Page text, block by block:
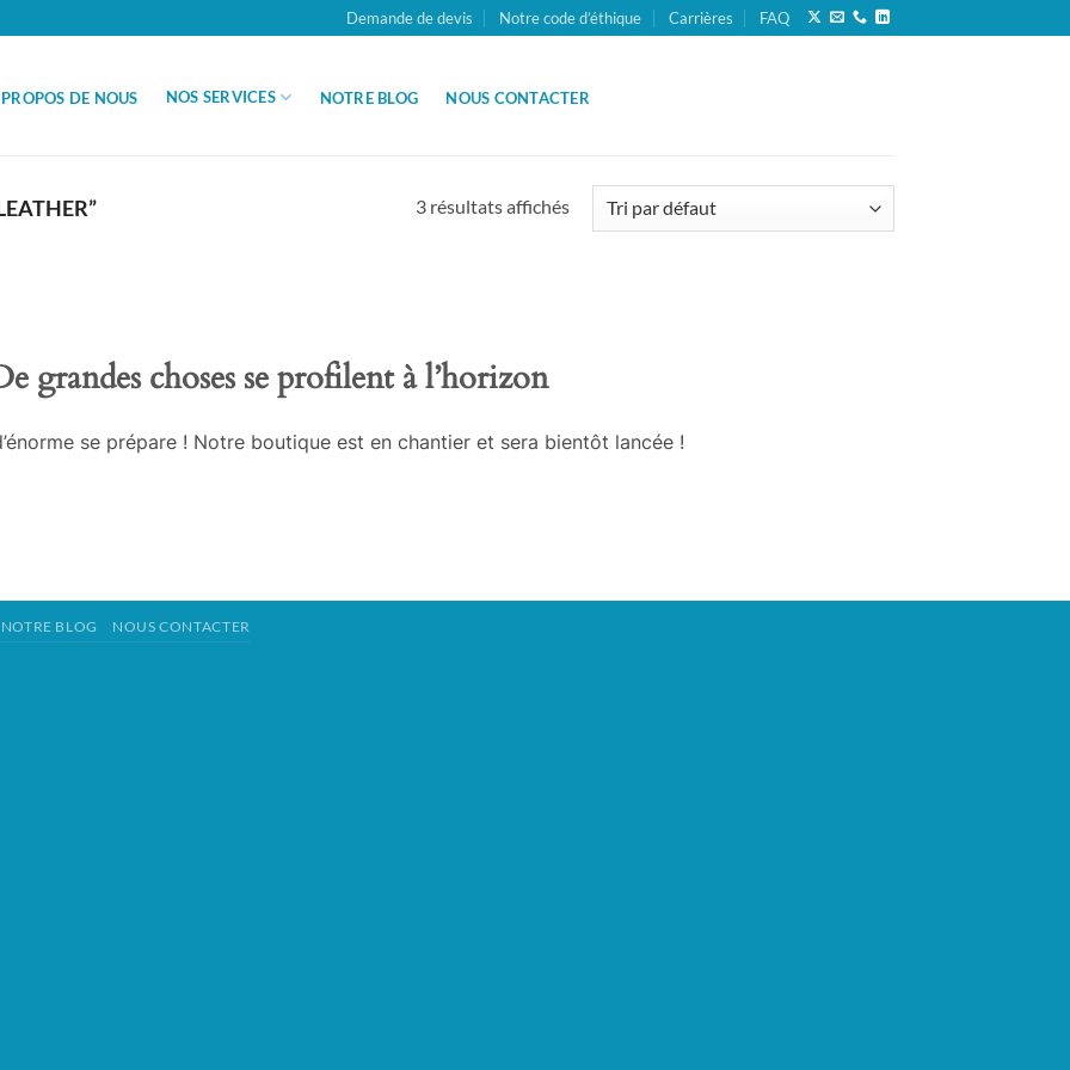
Demande de devis Notre code d’éthique Carrières FAQ
DE NOUS NOS SERVICES NOTRE BLOG NOUS CONTACTER
3 résultats affichés
grandes choses se profilent à l’horizon
se prépare ! Notre boutique est en chantier et sera bientôt lancée !
NOTRE BLOG NOUS CONTACTER